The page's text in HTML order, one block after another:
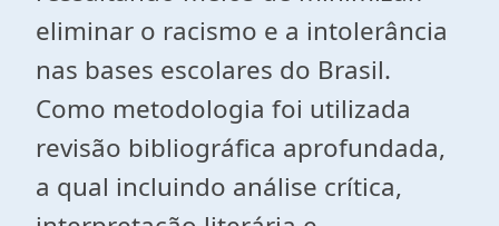
eliminar o racismo e a intolerância
nas bases escolares do Brasil.
Como metodologia foi utilizada
revisão bibliográfica aprofundada,
a qual incluindo análise crítica,